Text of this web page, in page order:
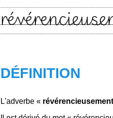
DÉFINITION
L'adverbe « révérencieusement